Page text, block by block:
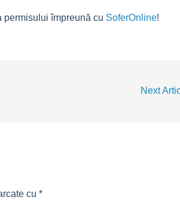
permisului împreună cu SoferOnline!
Next
cu *